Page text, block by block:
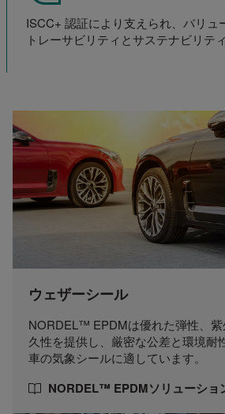
ISCC+ 認証により支えられ、バリュ
トレーサビリティとサステナビリテ
ウェザーシール
NORDEL™ EPDMは優れた弾性、
久性を提供し、厳密な公差と環境耐
車の気象シールに適しています。
NORDEL™ EPDMソリューショ